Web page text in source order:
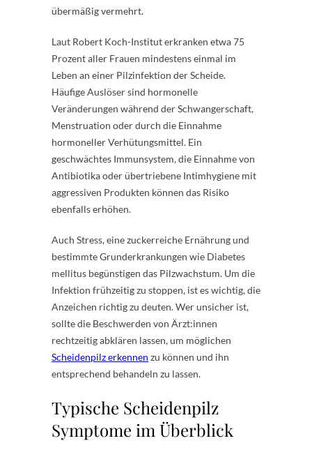
übermäßig vermehrt.
Laut Robert Koch-Institut erkranken etwa 75
Prozent aller Frauen mindestens einmal im
Leben an einer Pilzinfektion der Scheide.
Häufige Auslöser sind hormonelle
Veränderungen während der Schwangerschaft,
Menstruation oder durch die Einnahme
hormoneller Verhütungsmittel. Ein
geschwächtes Immunsystem, die Einnahme von
Antibiotika oder übertriebene Intimhygiene mit
aggressiven Produkten können das Risiko
ebenfalls erhöhen.
Auch Stress, eine zuckerreiche Ernährung und
bestimmte Grunderkrankungen wie Diabetes
mellitus begünstigen das Pilzwachstum. Um die
Infektion frühzeitig zu stoppen, ist es wichtig, die
Anzeichen richtig zu deuten. Wer unsicher ist,
sollte die Beschwerden von Ärzt:innen
rechtzeitig abklären lassen, um möglichen
Scheidenpilz erkennen zu können und ihn
entsprechend behandeln zu lassen.
Typische Scheidenpilz
Symptome im Überblick